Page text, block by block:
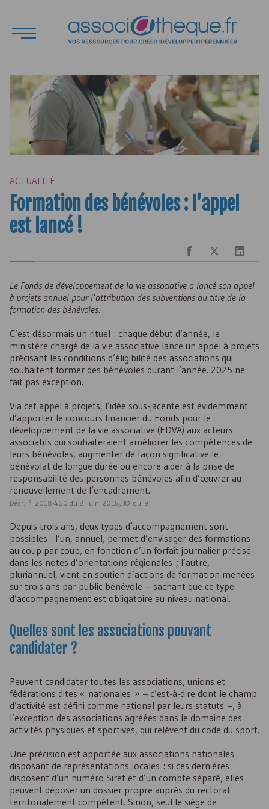
ACTUALITÉ
Formation des bénévoles : l’appel
est lancé !
Le Fonds de développement de la vie associative a lancé son appel
à projets annuel pour l’attribution des subventions au titre de la
formation des bénévoles.
C’est désormais un rituel : chaque début d’année, le
ministère chargé de la vie associative lance un appel à projets
précisant les conditions d’éligibilité des associations qui
souhaitent former des bénévoles durant l’année. 2025 ne
fait pas exception.
Via cet appel à projets, l’idée sous-jacente est évidemment
d’apporter le concours financier du Fonds pour le
développement de la vie associative (FDVA) aux acteurs
associatifs qui souhaiteraient améliorer les compétences de
leurs bénévoles, augmenter de façon significative le
bénévolat de longue durée ou encore aider à la prise de
responsabilité des personnes bénévoles afin d’œuvrer au
renouvellement de l’encadrement.
Décr. ° 2018-460 du 8 juin 2018, JO du 9
Depuis trois ans, deux types d’accompagnement sont
possibles : l’un, annuel, permet d’envisager des formations
au coup par coup, en fonction d’un forfait journalier précisé
dans les notes d’orientations régionales ; l’autre,
pluriannuel, vient en soutien d’actions de formation menées
sur trois ans par public bénévole – sachant que ce type
d’accompagnement est obligatoire au niveau national.
Quelles sont les associations pouvant
candidater ?
Peuvent candidater toutes les associations, unions et
fédérations dites « nationales » – c’est-à-dire dont le champ
d’activité est défini comme national par leurs statuts –, à
l’exception des associations agréées dans le domaine des
activités physiques et sportives, qui relèvent du code du sport.
Une précision est apportée aux associations nationales
disposant de représentations locales : si ces dernières
disposent d’un numéro Siret et d’un compte séparé, elles
peuvent déposer un dossier propre auprès du rectorat
territorialement compétent. Sinon, seul le siège de